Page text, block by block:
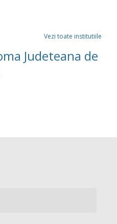
Vezi toate institutiile
Judeteana de